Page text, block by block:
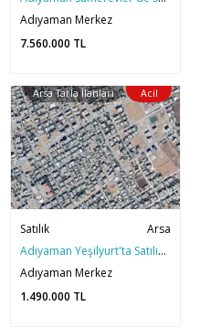
Adıyaman Merkez
7.560.000 TL
Arsa Tarla İlanları Acil
Satılık
Arsa
Adıyaman Yeşilyurt'ta Satılık 250m2 Hesaplı Arsa
Adıyaman Merkez
1.490.000 TL